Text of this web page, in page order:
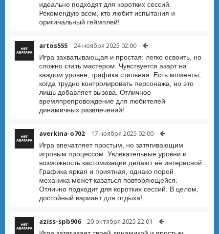
идеально подходят для коротких сессий.
Рекомендую всем, кто любит испытания и
оригинальный геймплей!
artos555 24 ноября 2025 02:00
Игра захватывающая и простая: легко освоить, но
сложно стать мастером. Чувствуется азарт на
каждом уровне, графика стильная. Есть моменты,
когда трудно контролировать персонажа, но это
лишь добавляет вызова. Отличное
времяпрепровождение для любителей
динамичных развлечений!
averkina-o702 17 ноября 2025 02:00
Игра впечатляет простым, но затягивающим
игровым процессом. Увлекательные уровни и
возможность кастомизации делают её интересной.
Графика яркая и приятная, однако порой
механика может казаться повторяющейся.
Отлично подходит для коротких сессий. В целом,
достойный вариант для отдыха!
aziss-spb906 20 октября 2025 22:01